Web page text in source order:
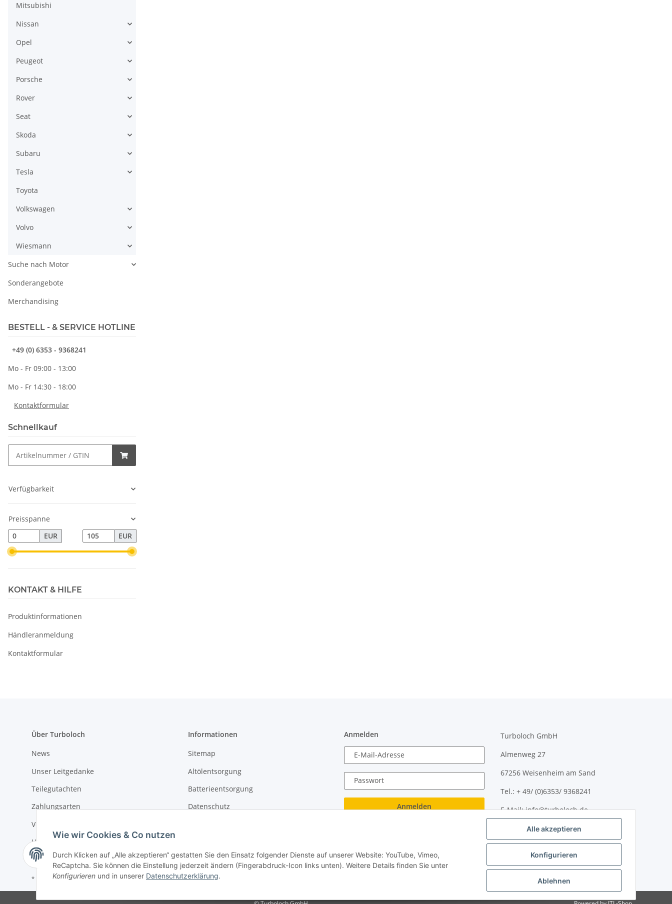
Mitsubishi
Nissan
Opel
Peugeot
Porsche
Rover
Seat
Skoda
Subaru
Tesla
Toyota
Volkswagen
Volvo
Wiesmann
Suche nach Motor
Sonderangebote
Merchandising
BESTELL - & SERVICE HOTLINE
+49 (0) 6353 - 9368241
Mo - Fr 09:00 - 13:00
Mo - Fr 14:30 - 18:00
Kontaktformular
Schnellkauf
Verfügbarkeit
Preisspanne
EUR
EUR
KONTAKT & HILFE
Produktinformationen
Händleranmeldung
Kontaktformular
Über Turboloch
News
Unser Leitgedanke
Teilegutachten
Zahlungsarten
Versandkosten & Lieferung
Umwelt und Entsorgung
Informationen
Sitemap
Altölentsorgung
Batterieentsorgung
Datenschutz
Anmelden
E-Mail-Adresse
Passwort
Anmelden
Turboloch GmbH
Almenweg 27
67256 Weisenheim am Sand
Tel.: + 49/ (0)6353/ 9368241
E-Mail: info@turboloch.de
Impressum
Impressum
* Alle Preise inkl. gesetzlicher USt., zzgl.Versand
Wie wir Cookies & Co nutzen
Durch Klicken auf „Alle akzeptieren“ gestatten Sie den Einsatz folgender Dienste auf unserer Website: YouTube, Vimeo,
ReCaptcha. Sie können die Einstellung jederzeit ändern (Fingerabdruck-Icon links unten). Weitere Details finden Sie unter
Konfigurieren und in unserer Datenschutzerklärung.
Alle akzeptieren
Konfigurieren
Ablehnen